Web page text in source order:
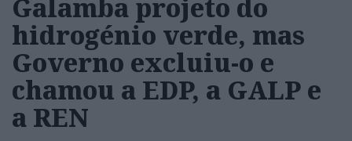
Galamba projeto do
hidrogénio verde, mas
Governo excluiu-o e
chamou a EDP, a GALP e
a REN